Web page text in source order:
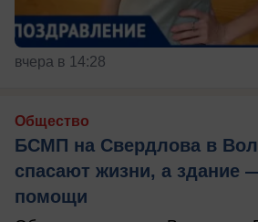
вчера в 14:28
Общество
БСМП на Свердлова в
спасают жизни, а здание
помощи